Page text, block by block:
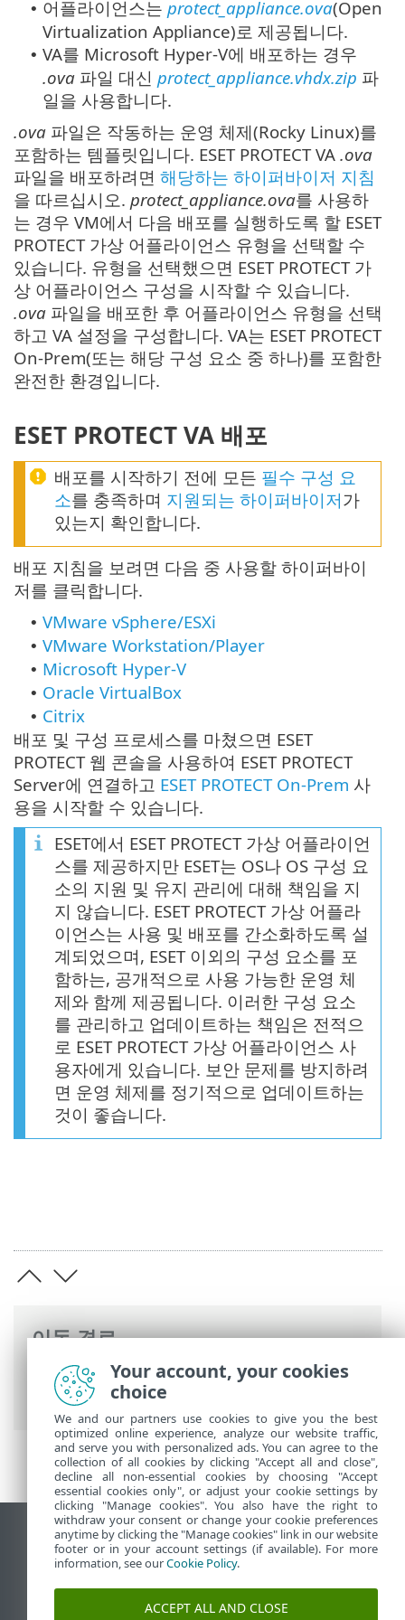
이동 경로
ESET 온라인 도움말>ESET PROTECT On-
Prem>ESET PROTECT VA 배포
• 어플라이언스는 protect_appliance.ova(Open
Virtualization Appliance)로 제공됩니다.
• VA를 Microsoft Hyper-V에 배포하는 경우
.ova 파일 대신 protect_appliance.vhdx.zip 파
일을 사용합니다.
.ova 파일은 작동하는 운영 체제(Rocky Linux)를
포함하는 템플릿입니다. ESET PROTECT VA .ova
파일을 배포하려면 해당하는 하이퍼바이저 지침
을 따르십시오. protect_appliance.ova를 사용하
는 경우 VM에서 다음 배포를 실행하도록 할 ESET
PROTECT 가상 어플라이언스 유형을 선택할 수
있습니다. 유형을 선택했으면 ESET PROTECT 가
상 어플라이언스 구성을 시작할 수 있습니다.
.ova 파일을 배포한 후 어플라이언스 유형을 선택
하고 VA 설정을 구성합니다. VA는 ESET PROTECT
On-Prem(또는 해당 구성 요소 중 하나)를 포함한
완전한 환경입니다.
ESET PROTECT VA 배포
배포를 시작하기 전에 모든 필수 구성 요
소를 충족하며 지원되는 하이퍼바이저가
있는지 확인합니다.
배포 지침을 보려면 다음 중 사용할 하이퍼바이
저를 클릭합니다.
• VMware vSphere/ESXi
• VMware Workstation/Player
• Microsoft Hyper-V
• Oracle VirtualBox
• Citrix
배포 및 구성 프로세스를 마쳤으면 ESET
PROTECT 웹 콘솔을 사용하여 ESET PROTECT
Server에 연결하고 ESET PROTECT On-Prem 사
용을 시작할 수 있습니다.
ESET에서 ESET PROTECT 가상 어플라이언
스를 제공하지만 ESET는 OS나 OS 구성 요
소의 지원 및 유지 관리에 대해 책임을 지
지 않습니다. ESET PROTECT 가상 어플라
이언스는 사용 및 배포를 간소화하도록 설
계되었으며, ESET 이외의 구성 요소를 포
함하는, 공개적으로 사용 가능한 운영 체
제와 함께 제공됩니다. 이러한 구성 요소
를 관리하고 업데이트하는 책임은 전적으
로 ESET PROTECT 가상 어플라이언스 사
용자에게 있습니다. 보안 문제를 방지하려
면 운영 체제를 정기적으로 업데이트하는
것이 좋습니다.
데스크톱 사이트 보기
End of Life
ESET 지식 베이스
Your account, your cookies
choice
We and our partners use cookies to give you the best
optimized online experience, analyze our website traffic,
and serve you with personalized ads. You can agree to the
collection of all cookies by clicking "Accept all and close",
decline all non-essential cookies by choosing "Accept
essential cookies only", or adjust your cookie settings by
clicking "Manage cookies". You also have the right to
withdraw your consent or change your cookie preferences
anytime by clicking the "Manage cookies" link in our website
footer or in your account settings (if available). For more
information, see ourCookie Policy.
ACCEPT ALL AND CLOSE